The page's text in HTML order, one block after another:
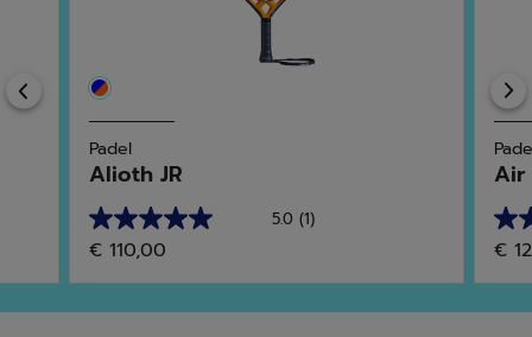
Previous
Padel
Alioth JR
5.0 (1)
5.0
su
5
stelle.
€ 110,00
Air
3.3
su
5
€